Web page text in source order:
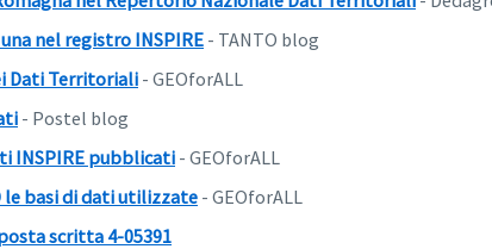
nel registro INSPIRE- TANTO blog
Dati Territoriali- GEOforALL
- Postel blog
INSPIRE pubblicati - GEOforALL
le basi di dati utilizzate - GEOforALL
scritta 4-05391